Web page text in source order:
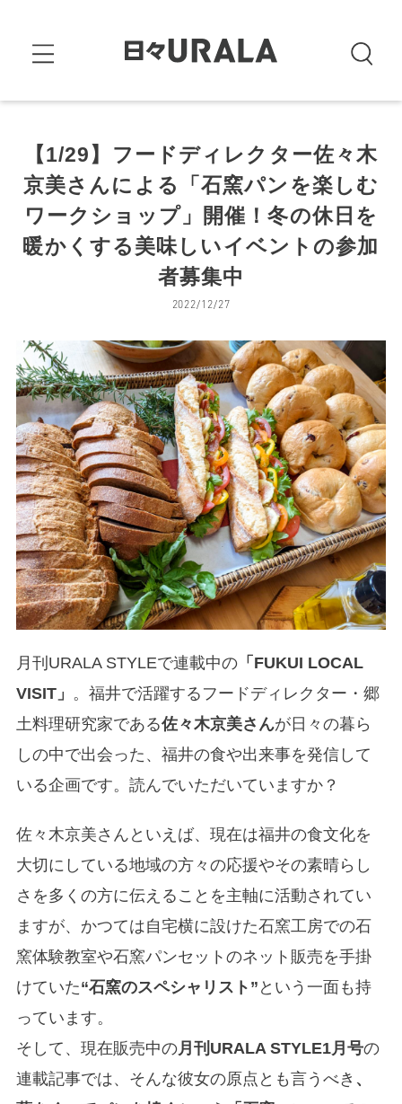
【1/29】フードディレクター佐々木
京美さんによる「石窯パンを楽しむ
ワークショップ」開催！冬の休日を
暖かくする美味しいイベントの参加
者募集中
2022/12/27
月刊URALA STYLEで連載中の「FUKUI LOCAL
VISIT」 。福井で活躍するフードディレクター・郷
土料理研究家である佐々木京美さんが日々の暮ら
しの中で出会った、福井の食や出来事を発信して
いる企画です。読んでいただいていますか？
佐々木京美さんといえば、現在は福井の食文化を
大切にしている地域の方々の応援やその素晴らし
さを多くの方に伝えることを主軸に活動されてい
ますが、かつては自宅横に設けた石窯工房での石
窯体験教室や石窯パンセットのネット販売を手掛
けていた“石窯のスペシャリスト” という一面も持
っています。
そして、現在販売中の月刊URALA STYLE1月号の
連載記事では、そんな彼女の原点とも言うべき 、